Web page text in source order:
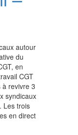
autour
du
en
CGT
à revivre 3
syndicaux
Les trois
en direct